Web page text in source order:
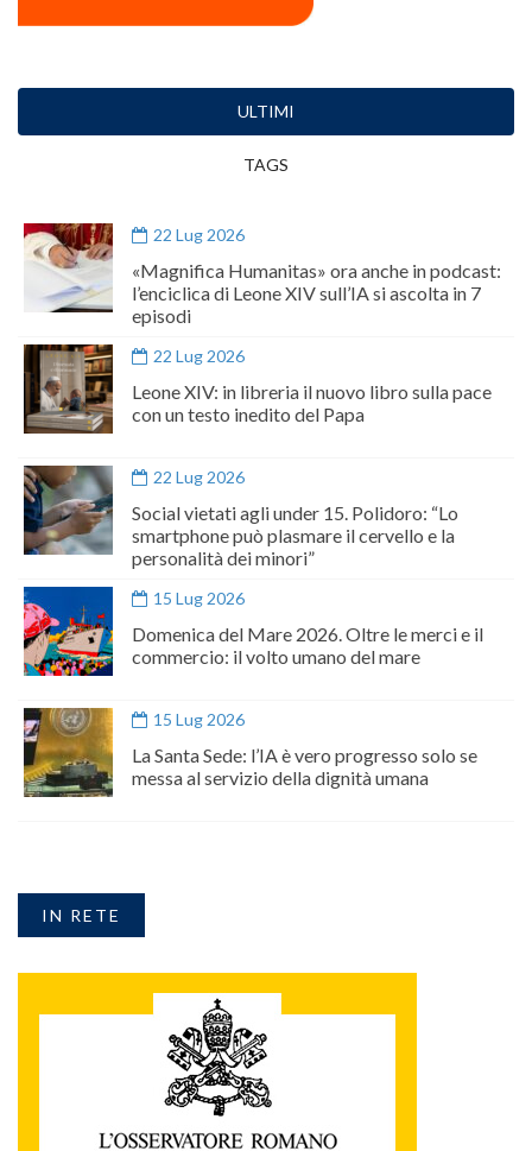
ULTIMI
TAGS
22 Lug 2026
«Magnifica Humanitas» ora anche in podcast:
l’enciclica di Leone XIV sull’IA si ascolta in 7
episodi
22 Lug 2026
Leone XIV: in libreria il nuovo libro sulla pace
con un testo inedito del Papa
22 Lug 2026
Social vietati agli under 15. Polidoro: “Lo
smartphone può plasmare il cervello e la
personalità dei minori”
15 Lug 2026
Domenica del Mare 2026. Oltre le merci e il
commercio: il volto umano del mare
15 Lug 2026
La Santa Sede: l’IA è vero progresso solo se
messa al servizio della dignità umana
IN RETE